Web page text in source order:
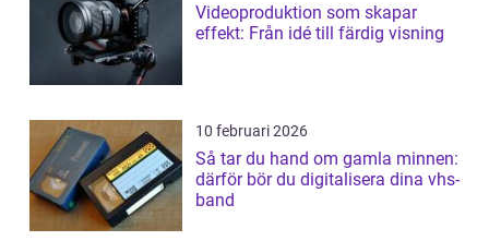
Videoproduktion som skapar
effekt: Från idé till färdig visning
10 februari 2026
Så tar du hand om gamla minnen:
därför bör du digitalisera dina vhs-
band